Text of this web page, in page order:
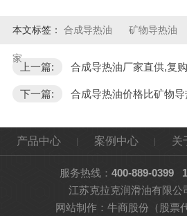
本文标签： 合成导热油 矿物导热油
家
上一篇: 合成导热油厂家直供,复
下一篇: 合成导热油价格比矿物
产品中心 案例中心 关
服务热线： 400-889-0399
江苏克拉克润滑油有限公
网站制作： 牛商股份 （股票